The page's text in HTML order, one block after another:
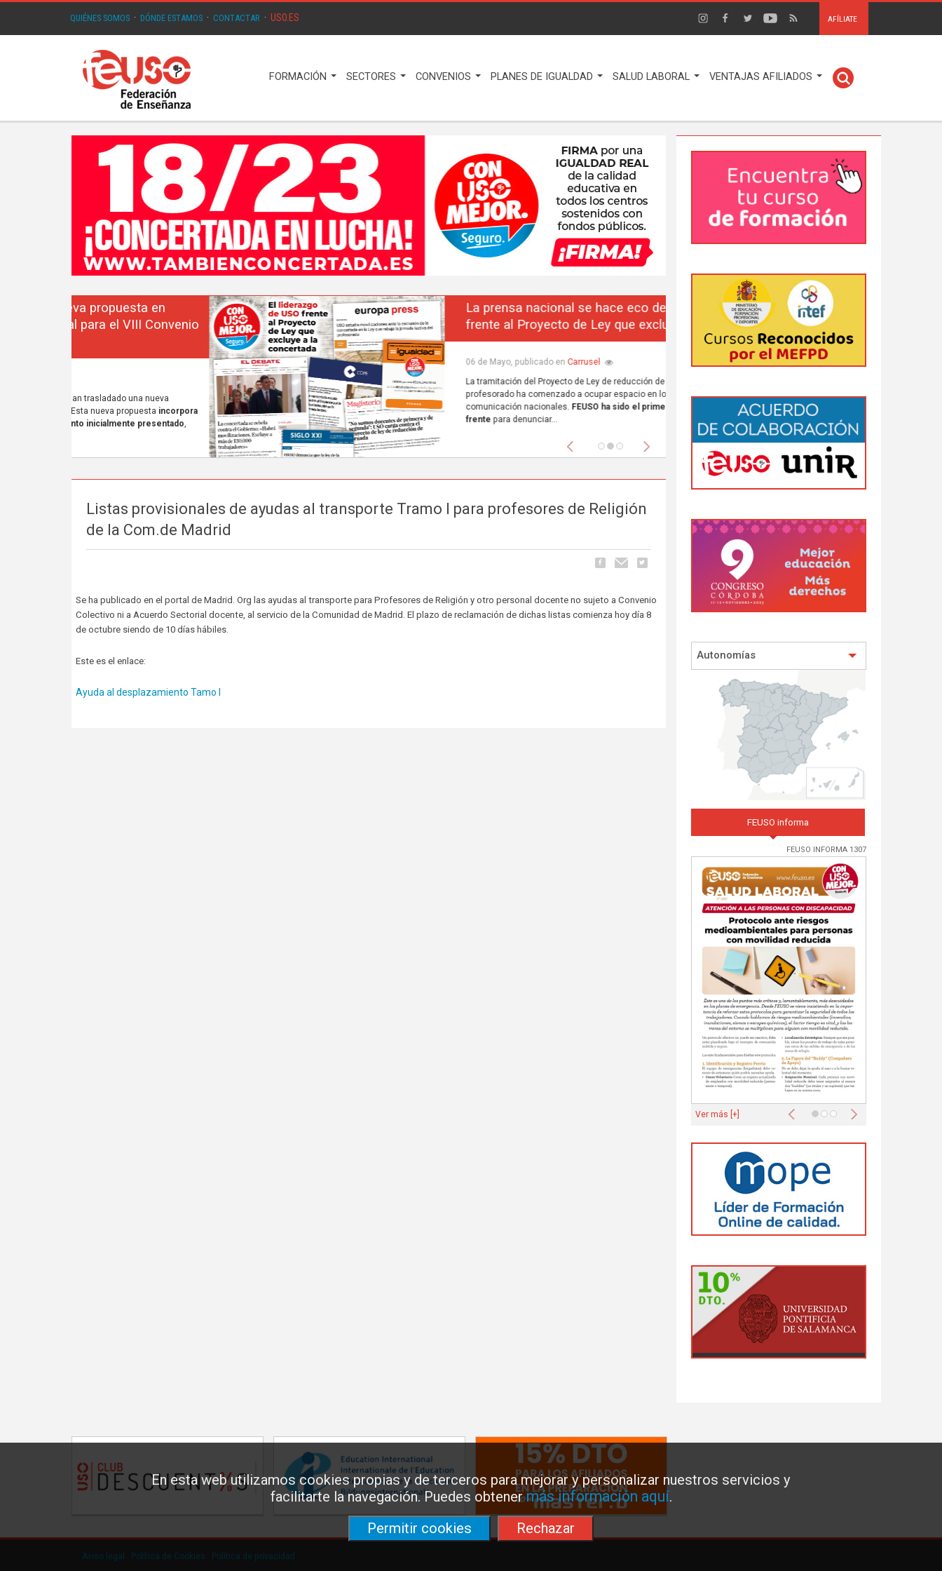
En esta web utilizamos cookies propias y de terceros para mejorar y personalizar nuestros servicios y
facilitarte la navegación. Puedes obtenermás información aquí.
Permitir cookies
Rechazar
QUIÉNES SOMOS · DÓNDE ESTAMOS · CONTACTAR · USO.ES AFÍLIATE
FORMACIÓN SECTORES CONVENIOS PLANES DE IGUALDAD SALUD LABORAL VENTAJAS AFILIADOS
La prensa nacional se hace eco del liderazgo de FEUSO
frente al Proyecto de Ley que excluye a la concertada
06 de Mayo, publicado enCarrusel
La tramitación del Proyecto de Ley de reducción de la jornada lectiva del
profesorado ha comenzado a ocupar espacio en los principales medios de
comunicación nacionales.FEUSO ha sido el primer sindicato en dar un paso al
frentepara denunciar...
Anterior Siguiente
Listas provisionales de ayudas al transporte Tramo I para profesores de Religión
de la Com.de Madrid
Se ha publicado en el portal de Madrid. Org las ayudas al transporte para Profesores de Religión y otro personal docente no sujeto a Convenio
Colectivo ni a Acuerdo Sectorial docente, al servicio de la Comunidad de Madrid. El plazo de reclamación de dichas listas comienza hoy día 8
de octubre siendo de 10 días hábiles.
Este es el enlace:
Ayuda al desplazamiento Tamo I
Autonomías
FEUSO informa
FEUSO INFORMA 1307
Anterior Siguiente
Ver más [+]
Aviso legal Política de Cookies Política de privacidad